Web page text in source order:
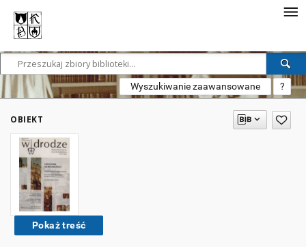
Wyszukiwanie zaawansowane ?
OBIEKT
Pokaż treść